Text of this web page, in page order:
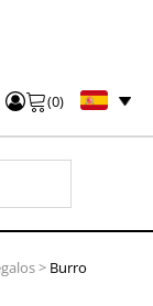
(0)
> Burro